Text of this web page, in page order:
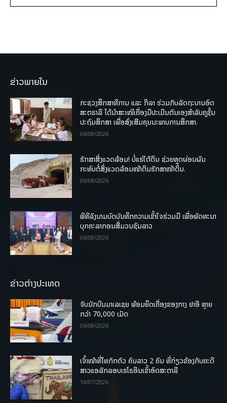
ຂ່າວພາຍໃນ
ກະຊວງສຶກສາທິການ ແລະ ກິລາ ຮ່ວມກັບລັດຖະບານອົດ
ສະຕຣາລີ ໄດ້ນຳສະເໜີເຄື່ອງມືປະເມີນຕົນເອງສຳລັບຄູຊັ້ນ
ປະຖົມສຶກສາ ເພື່ອສົ່ງເສີມຄຸນນະພາບການສຶກສາ.
06/08/2026
ຮັກສາສິ່ງແວດລ້ອມ! ບໍ່ແຮ່ໃຕ້ດິນ ຊ່ວຍຫຼຸດຜ່ອນຜົນ
ກະທົບຕໍ່ສິ່ງແວດລ້ອມໜ້າດິນຮັກສາໜ້າດິນ.
06/08/2026
ພິທີລົງນາມບົດບັນທຶກຄວາມເຂົ້າໃຈຮ່ວມມື ເພື່ອພັດທະນາ
ບຸກຄະລາກອນສື່ມວນຊົນລາວ
06/08/2026
ຂ່າວຕ່າງປະເທດ
ຈັບນັກບິນມາເລເຊຍ ພ້ອມຍຶດເຄື່ອງຂອງກາງ ຢາອີ ຫຼາຍ
ກວ່າ 70,000 ເມັດ
06/08/2026
ເຈົ້າໜ້າທີ່ໄທກັກຕົວ ຄົນລາວ 2 ຄົນ ທີ່ກ່ຽວຂ້ອງກັບຄະດີ
ສາວແອລັກລອບເຮໂຣອີນເຂົ້າອົດສະຕາລີ
16/07/2026